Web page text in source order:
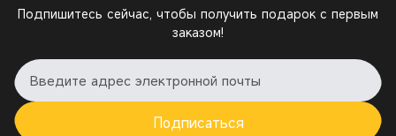
Подпишитесь сейчас, чтобы получить подарок с первым
заказом!
Подписаться